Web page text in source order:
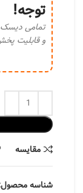
توجه!
تمامی دیسک
و قابلیت
مقایسه
شناسه